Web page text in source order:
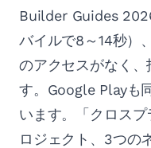
Builder Guides
バイルで8～14秒）
のアクセスがなく、
す。Google Playも
います。「クロス
ロジェクト、3つの